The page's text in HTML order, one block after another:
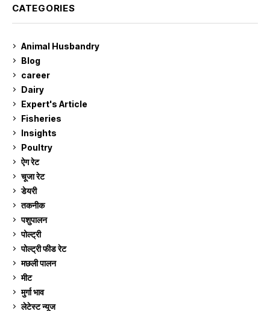
CATEGORIES
Animal Husbandry
Blog
career
Dairy
Expert's Article
Fisheries
Insights
Poultry
ऐग रेट
चूजा रेट
डेयरी
तकनीक
पशुपालन
पोल्ट्री
पोल्ट्री फीड रेट
मछली पालन
मीट
मुर्गा भाव
लेटेस्ट न्यूज